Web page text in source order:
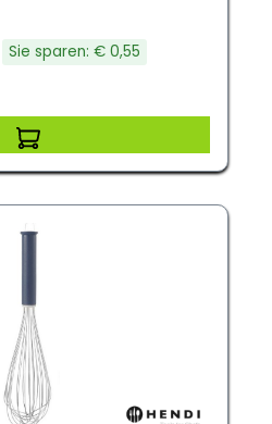
Sie sparen: € 0,55